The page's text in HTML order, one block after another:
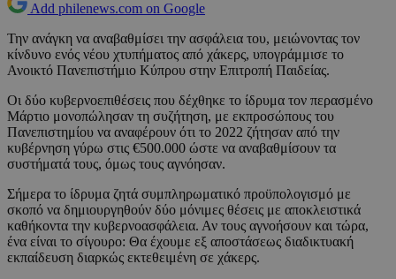
Add philenews.com on Google
Την ανάγκη να αναβαθμίσει την ασφάλεια του, μειώνοντας τον
κίνδυνο ενός νέου χτυπήματος από χάκερς, υπογράμμισε το
Ανοικτό Πανεπιστήμιο Κύπρου στην Επιτροπή Παιδείας.
Οι δύο κυβερνοεπιθέσεις που δέχθηκε το ίδρυμα τον περασμένο
Μάρτιο μονοπώλησαν τη συζήτηση, με εκπροσώπους του
Πανεπιστημίου να αναφέρουν ότι το 2022 ζήτησαν από την
κυβέρνηση γύρω στις €500.000 ώστε να αναβαθμίσουν τα
συστήματά τους, όμως τους αγνόησαν.
Σήμερα το ίδρυμα ζητά συμπληρωματικό προϋπολογισμό με
σκοπό να δημιουργηθούν δύο μόνιμες θέσεις με αποκλειστικά
καθήκοντα την κυβερνοασφάλεια. Αν τους αγνοήσουν και τώρα,
ένα είναι το σίγουρο: Θα έχουμε εξ αποστάσεως διαδικτυακή
εκπαίδευση διαρκώς εκτεθειμένη σε χάκερς.